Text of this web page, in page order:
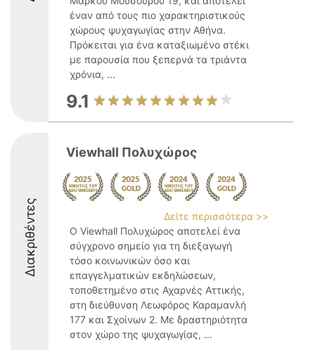
έναν από τους πιο χαρακτηριστικούς
χώρους ψυχαγωγίας στην Αθήνα.
Πρόκειται για ένα καταξιωμένο στέκι
με παρουσία που ξεπερνά τα τριάντα
χρόνια, ...
9.1
Διακριθέντες
Viewhall Πολυχώρος
Δείτε περισσότερα >>
Ο Viewhall Πολυχώρος αποτελεί ένα
σύγχρονο σημείο για τη διεξαγωγή
τόσο κοινωνικών όσο και
επαγγελματικών εκδηλώσεων,
τοποθετημένο στις Αχαρνές Αττικής,
στη διεύθυνση Λεωφόρος Καραμανλή
177 και Σχοίνων 2. Με δραστηριότητα
στον χώρο της ψυχαγωγίας, ...